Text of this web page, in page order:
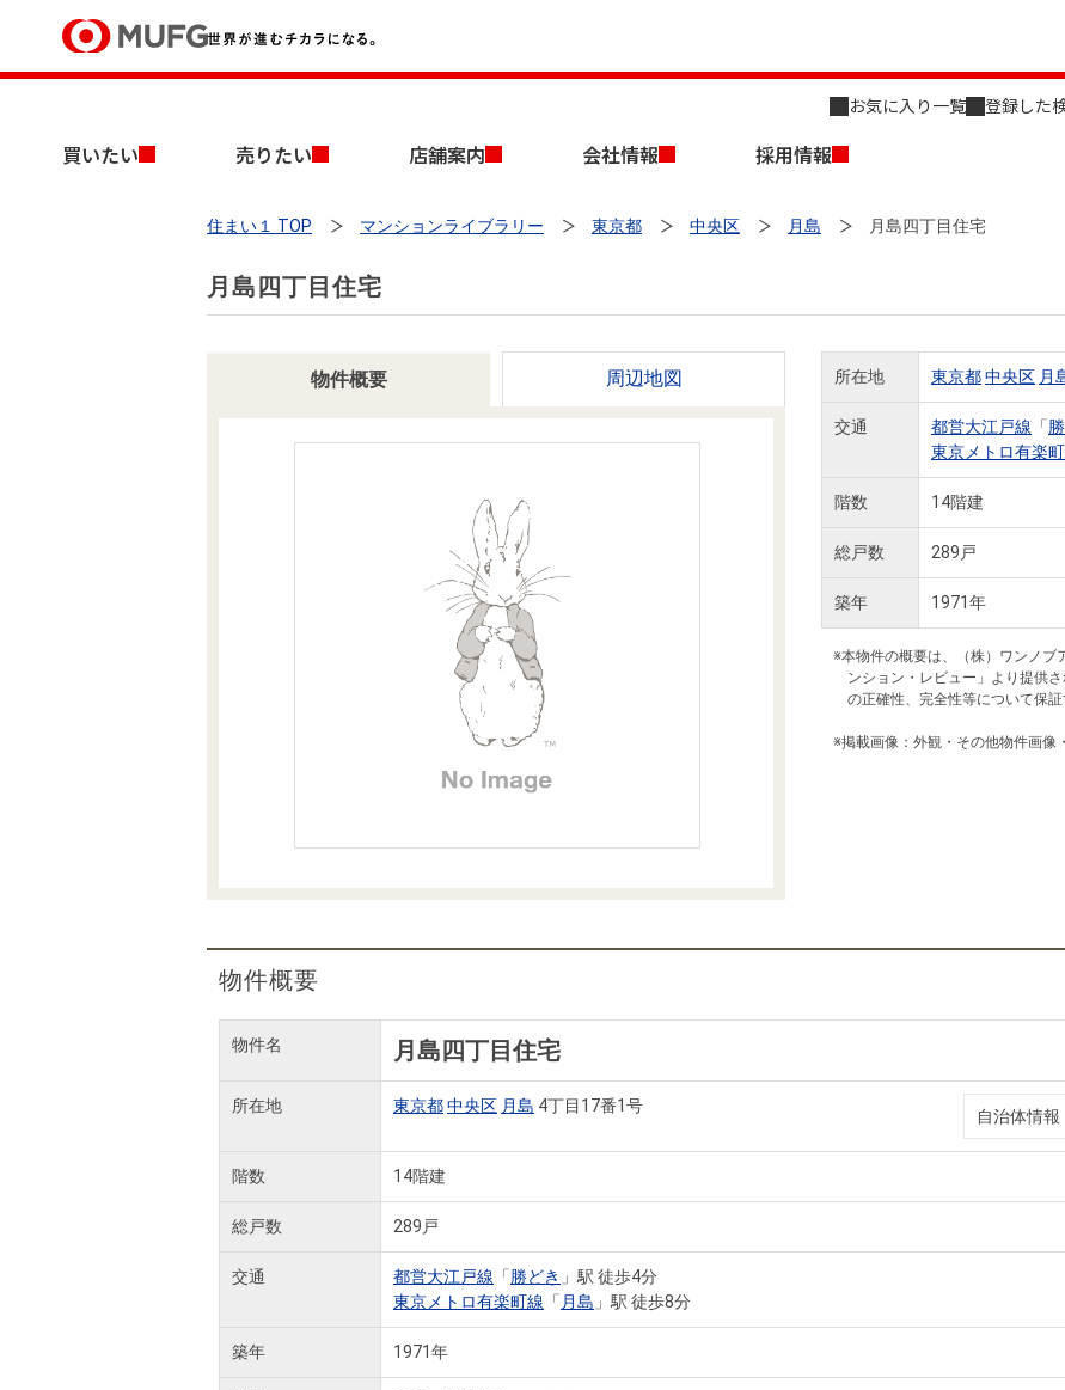
お気に入り一覧 登録した
買いたい 売りたい 店舗案内 会社情報 採用情報
買いたいTOP
新築・中古一戸建てを探す
住宅ローンシミュレーション
売りたいTOP
店舗案内TOP
店舗のご案内（名古屋）
会社情報TOP
会社概要
採用情報TOP
キャリア採用情報
売りたい
住まい１ TOP マンションライブラリー 東京都 中央区 月島 月島四丁目住宅
月島四丁目住宅
物件概要 周辺地図 所在地 東京都中央区 月
交通 都営大江戸線 「
東京メトロ有楽
階数 14階建
総戸数 289戸
築年 1971年
※本物件の概要は、（株）ワンノブ
ンション・レビュー」より提供
の正確性、完全性等について保証
※掲載画像：外観・その他物件画像
物件概要
物件名 月島四丁目住宅
所在地 東京都中央区 月島 4丁目17番1号
自治体情報
階数 14階建
総戸数 289戸
交通 都営大江戸線 「 勝どき 」駅 徒歩4分
東京メトロ有楽町線 「 月島 」駅 徒歩8分
築年 1971年